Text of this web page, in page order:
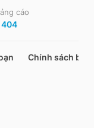
cáo
404
Chính sách bảo